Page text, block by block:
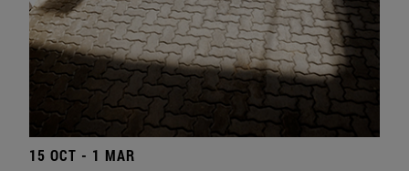
15 OCT - 1 MAR